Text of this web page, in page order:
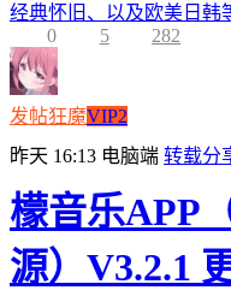
经典怀旧、以及欧美日韩
0
5 282
发帖狂魔VIP2
昨天 16:13 电脑端 转载分
檬音乐APP
源）V3.2.1